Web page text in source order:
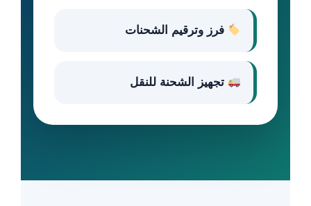
فرز وترقيم الشحنات
تجهيز الشحنة للنقل